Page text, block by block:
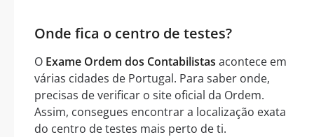
Onde fica o centro de testes?
O Exame Ordem dos Contabilistas acontece em
várias cidades de Portugal. Para saber onde,
precisas de verificar o site oficial da Ordem.
Assim, consegues encontrar a localização exata
do centro de testes mais perto de ti.